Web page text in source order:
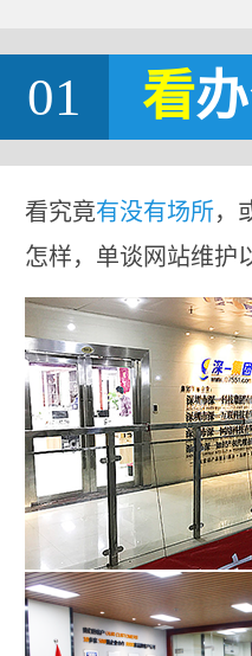
01 看
看究竟有没有场所，
怎样，单谈网站维护